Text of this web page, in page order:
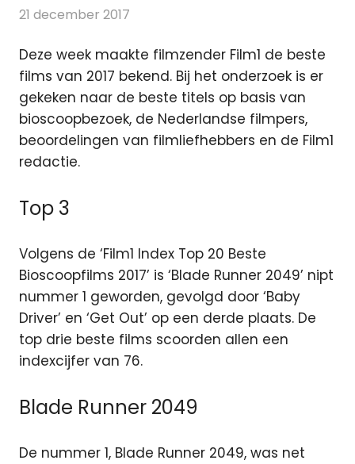
21 december 2017
Deze week maakte filmzender ​Film1​ ​de​ ​beste
films​ ​van​ ​2017​ ​bekend.​ ​Bij​ ​het​ ​onderzoek​ ​is​ ​er​ ​
gekeken​ ​naar​ ​de​ ​beste​ ​titels​ ​op​ ​basis van​ ​
bioscoopbezoek,​ ​de​ ​Nederlandse​ ​filmpers,​ ​
beoordelingen​ ​van​ ​filmliefhebbers​ ​en de​ ​Film1​
​redactie.​
Top 3
​Volgens​ ​de​ ​‘Film1​ ​Index​ ​Top​ ​20​ ​Beste​ ​
Bioscoopfilms​ ​2017’​ ​is​ ​‘Blade Runner​ ​2049’​ ​nipt​
​nummer​ ​1​ ​geworden,​ ​gevolgd​ ​door​ ​‘Baby​ ​
Driver’​ ​en​ ​‘Get​ ​Out’​ ​op een​ ​derde​ ​plaats. De
top drie beste films scoorden allen een
indexcijfer van 76.
Blade Runner 2049
De nummer 1, Blade Runner 2049, was net